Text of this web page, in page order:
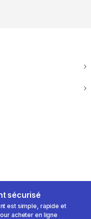
sécurisé
est simple, rapide et
acheter en ligne